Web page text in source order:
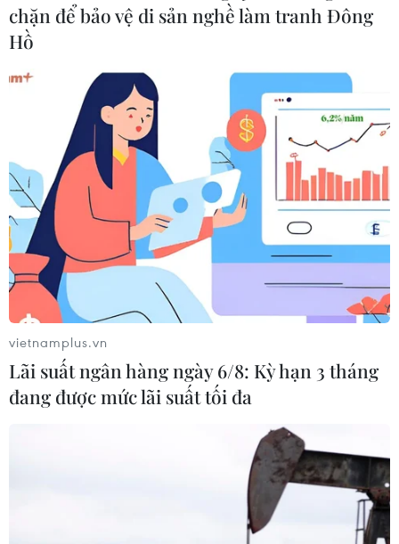
Thành phố Hồ Chí Minh bảo vệ an toàn
cho trẻ khi đến trường học
17/02/2022 12:58
Hiện ngành Y tế và Giáo dục thành phố đặc biệt quan
tâm bảo vệ an toàn cho trẻ chưa tiêm vaccine nên khi
phát hiện F0 ở Mầm non, Tiểu học thì F0 và các F1 đều
được cách ly, theo dõi sức khỏe tại nhà.
chặn để bảo vệ di sản nghề làm tranh Đông
Hồ
vietnamplus.vn
Lãi suất ngân hàng ngày 6/8: Kỳ hạn 3 tháng
đang được mức lãi suất tối đa